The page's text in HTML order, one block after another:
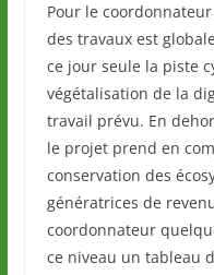
Pour le
des travaux est
ce jour seule la piste
végétalisation de la
travail prévu. En
le projet prend en
conservation des
génératrices de
coordonnateur
ce niveau un tableau